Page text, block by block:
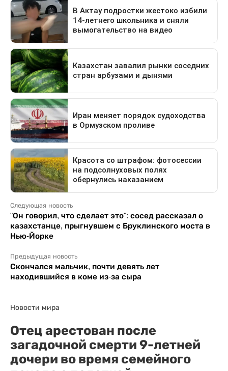
Следующая новость
"Он говорил, что сделает это": сосед рассказал о
казахстанце, прыгнувшем с Бруклинского моста в
Нью-Йорке
Предыдущая новость
Скончался мальчик, почти девять лет
находившийся в коме из-за сыра
Новости мира
Отец арестован после
загадочной смерти 9-летней
дочери во время семейного